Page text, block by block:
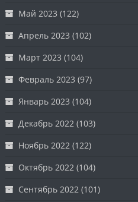
Май 2023 (122)
Апрель 2023 (102)
Март 2023 (104)
Февраль 2023 (97)
Январь 2023 (104)
Декабрь 2022 (103)
Ноябрь 2022 (122)
Октябрь 2022 (104)
Сентябрь 2022 (101)